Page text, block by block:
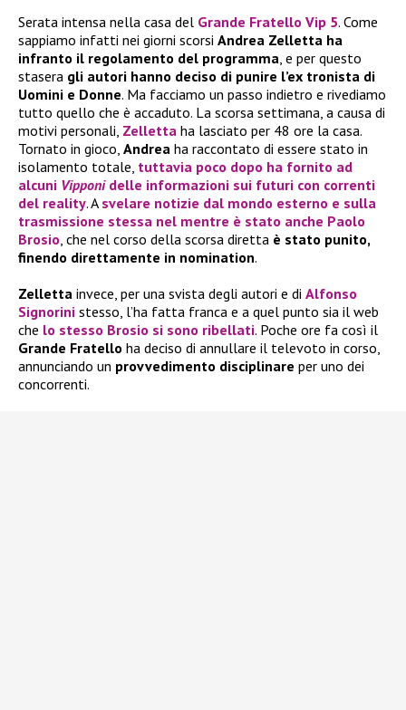
Serata intensa nella casa del Grande Fratello Vip 5. Come
sappiamo infatti nei giorni scorsi Andrea Zelletta ha
infranto il regolamento del programma, e per questo
stasera gli autori hanno deciso di punire l’ex tronista di
Uomini e Donne. Ma facciamo un passo indietro e rivediamo
tutto quello che è accaduto. La scorsa settimana, a causa di
motivi personali, Zelletta ha lasciato per 48 ore la casa.
Tornato in gioco, Andrea ha raccontato di essere stato in
isolamento totale, tuttavia poco dopo ha fornito ad
alcuni Vipponidelle informazioni sui futuri con correnti
del reality. A svelare notizie dal mondo esterno e sulla
trasmissione stessa nel mentre è stato anche Paolo
Brosio, che nel corso della scorsa diretta è stato punito,
finendo direttamente in nomination.
Zelletta invece, per una svista degli autori e di Alfonso
Signorini stesso, l’ha fatta franca e a quel punto sia il web
che lo stesso Brosio si sono ribellati. Poche ore fa così il
Grande Fratello ha deciso di annullare il televoto in corso,
annunciando un provvedimento disciplinare per uno dei
concorrenti.